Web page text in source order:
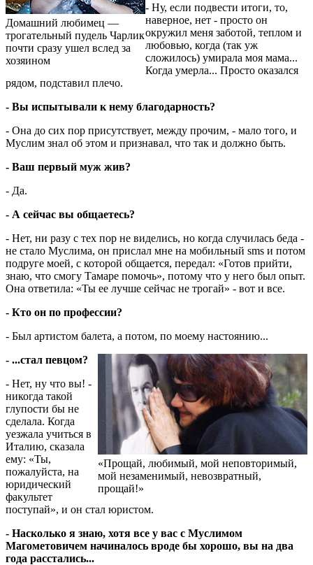
Домашний любимец —
трогательный пудель Чарлик
почти сразу ушел вслед за
хозяином
- Ну, если подвести итоги, то,
наверное, нет - просто он
окружил меня заботой, теплом и
любовью, когда (так уж
сложилось) умирала моя мама...
Когда умерла... Просто оказался
рядом, подставил плечо.
- Вы испытывали к нему благодарность?
- Она до сих пор присутствует, между прочим, - мало того, и
Муслим знал об этом и признавал, что так и должно быть.
- Ваш первый муж жив?
- Да.
- А сейчас вы общаетесь?
- Нет, ни разу с тех пор не виделись, но когда случилась беда -
не стало Муслима, он прислал мне на мобильный sms и потом
подруге моей, с которой общается, передал: «Готов прийти,
знаю, что смогу Тамаре помочь», потому что у него был опыт.
Она ответила: «Ты ее лучше сейчас не трогай» - вот и все.
- Кто он по профессии?
- Был артистом балета, а потом, по моему настоянию...
«Прощай, любимый, мой неповторимый,
мой незаменимый, невозвратный,
прощай!»
- ...стал певцом?
- Нет, ну что вы! -
никогда такой
глупости бы не
сделала. Когда
уезжала учиться в
Италию, сказала
ему: «Ты,
пожалуйста, на
юридический
факультет
поступай», и он стал юристом.
- Насколько я знаю, хотя все у вас с Муслимом
Магометовичем начиналось вроде бы хорошо, вы на два
года расстались...